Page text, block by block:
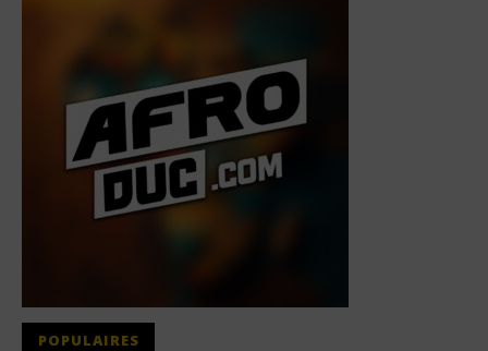
POPULAIRES